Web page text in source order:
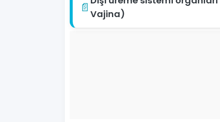
📄 Vajina)